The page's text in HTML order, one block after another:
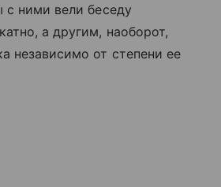
с ними вели беседу
а другим, наоборот,
независимо от степени ее